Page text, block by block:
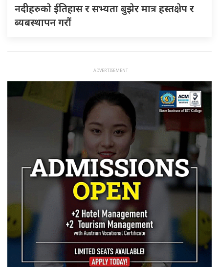
नदीहरुकाे ईतिहास र सभ्यता बुझेर मात्र हस्तक्षेप र
ब्यबस्थापन गराैं